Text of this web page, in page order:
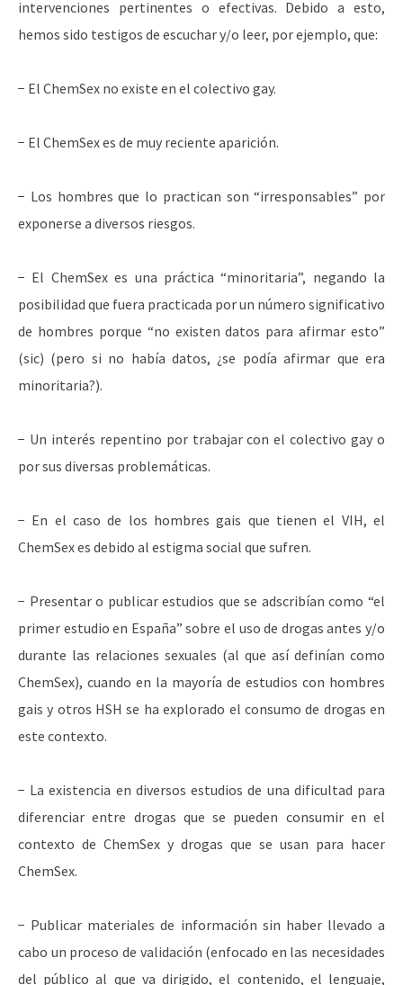
intervenciones pertinentes o efectivas. Debido a esto,
hemos sido testigos de escuchar y/o leer, por ejemplo, que:
− El ChemSex no existe en el colectivo gay.
− El ChemSex es de muy reciente aparición.
− Los hombres que lo practican son “irresponsables” por
exponerse a diversos riesgos.
− El ChemSex es una práctica “minoritaria”, negando la
posibilidad que fuera practicada por un número significativo
de hombres porque “no existen datos para afirmar esto”
(sic) (pero si no había datos, ¿se podía afirmar que era
minoritaria?).
− Un interés repentino por trabajar con el colectivo gay o
por sus diversas problemáticas.
− En el caso de los hombres gais que tienen el VIH, el
ChemSex es debido al estigma social que sufren.
− Presentar o publicar estudios que se adscribían como “el
primer estudio en España” sobre el uso de drogas antes y/o
durante las relaciones sexuales (al que así definían como
ChemSex), cuando en la mayoría de estudios con hombres
gais y otros HSH se ha explorado el consumo de drogas en
este contexto.
− La existencia en diversos estudios de una dificultad para
diferenciar entre drogas que se pueden consumir en el
contexto de ChemSex y drogas que se usan para hacer
ChemSex.
− Publicar materiales de información sin haber llevado a
cabo un proceso de validación (enfocado en las necesidades
del público al que va dirigido, el contenido, el lenguaje,